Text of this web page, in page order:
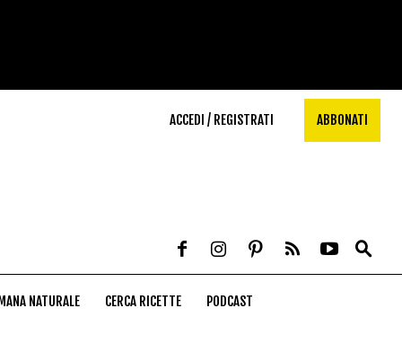
ACCEDI / REGISTRATI ABBONATI
NATURALE CERCA RICETTE PODCAST